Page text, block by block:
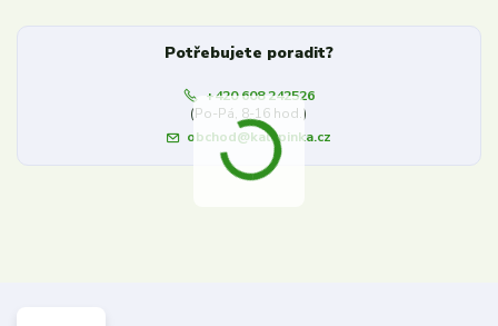
Potřebujete poradit?
+420 608 242526
(Po-Pá, 8-16 hod.)
obchod@kalupinka.cz